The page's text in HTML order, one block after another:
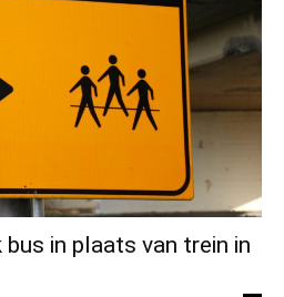
in plaats van trein in